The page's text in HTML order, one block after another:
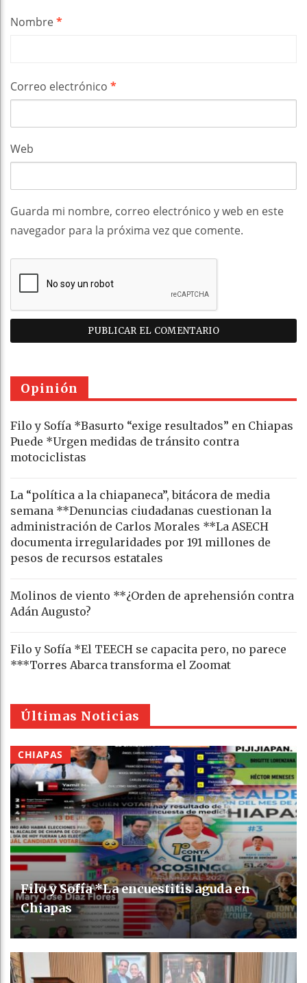
Nombre*
Correo electrónico *
Web
Guarda mi nombre, correo electrónico y web en este
navegador para la próxima vez que comente.
Opinión
Filo y Sofía *Basurto “exige resultados” en Chiapas
Puede *Urgen medidas de tránsito contra
motociclistas
La “política a la chiapaneca”, bitácora de media
semana **Denuncias ciudadanas cuestionan la
administración de Carlos Morales **La ASECH
documenta irregularidades por 191 millones de
pesos de recursos estatales
Molinos de viento **¿Orden de aprehensión contra
Adán Augusto?
Filo y Sofía *El TEECH se capacita pero, no parece
***Torres Abarca transforma el Zoomat
Últimas Noticias
CHIAPAS
Filo y Sofía *La encuestitis aguda en
Chiapas